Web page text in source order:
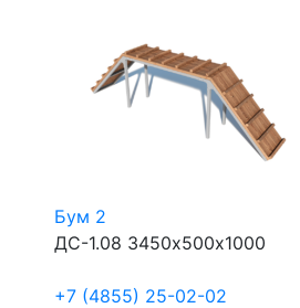
Бум 2
ДС-1.08 3450х500х1000
+7 (4855) 25-02-02